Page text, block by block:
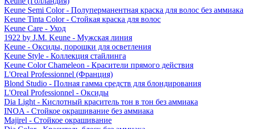
Keune Semi Color - Полуперманентная краска для волос без аммиака
Keune Tinta Color - Стойкая краска для волос
Keune Care - Уход
1922 by J.M. Keune - Мужская линия
Keune - Оксиды, порошки для осветления
Keune Style - Коллекция стайлинга
Keune Color Chameleon - Красители прямого действия
L'Oreal Professionnel (Франция)
Blond Studio - Полная гамма средств для блондирования
L'Oreal Professionnel - Оксиды
Dia Light - Кислотный краситель тон в тон без аммиака
INOA - Стойкое окрашивание без аммиака
Majirel - Стойкое окрашивание